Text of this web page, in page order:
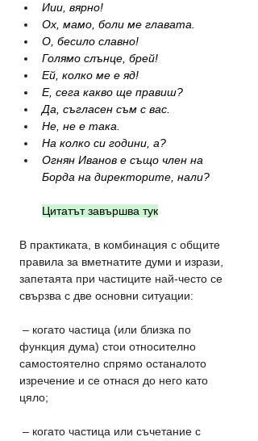
Иии, вярно!
Ох, мамо, боли ме главата.
О, бесило славно!
Голямо слънце, брей!
Ей, колко ме е яд!
Е, сега какво ще правиш?
Да, съгласен съм с вас.
Не, не е така.
На колко си години, а?
Огнян Иванов е също член на
Борда на директорите, нали?
Цитатът завършва тук
В практиката, в комбинация с общите
правила за вметнатите думи и изрази,
запетаята при частиците най-често се
свързва с две основни ситуации:
функция дума) стои относително
самостоятелно спрямо останалото
изречение и се отнася до него като
цяло;